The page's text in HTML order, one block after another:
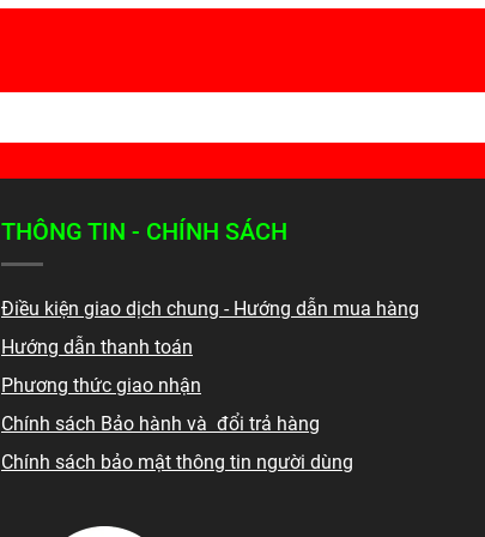
THÔNG TIN - CHÍNH SÁCH
Điều kiện giao dịch chung - Hướng dẫn mua hàng
Hướng dẫn thanh toán
Phương thức giao nhận
Chính sách Bảo hành và đổi trả hàng
Chính sách bảo mật thông tin người dùng